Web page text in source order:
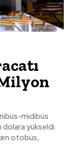
midibüs
dolara yükseldi.
otobüs,